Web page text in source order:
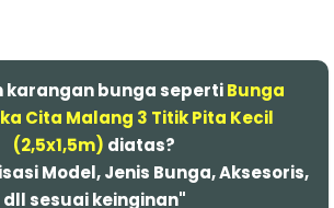
karangan bunga sepertiBunga
Cita Malang 3 Titik Pita Kecil
(2,5x1,5m) diatas?
Model, Jenis Bunga, Aksesoris,
dll sesuai keinginan"